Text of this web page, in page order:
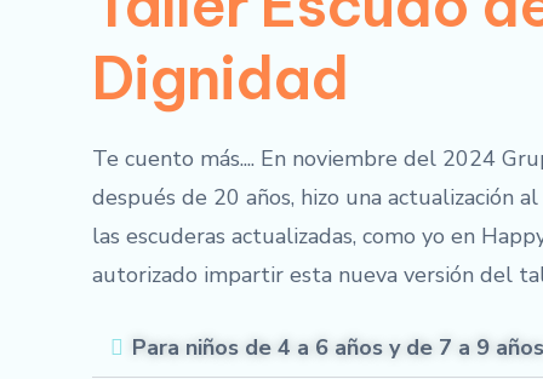
Dignidad
Te cuento más.... En noviembre del 2024
después de 20 años, hizo una actualización
las escuderas actualizadas, como yo en
autorizado impartir esta nueva versión del
Para niños de 4 a 6 años y de 7 a 9 años